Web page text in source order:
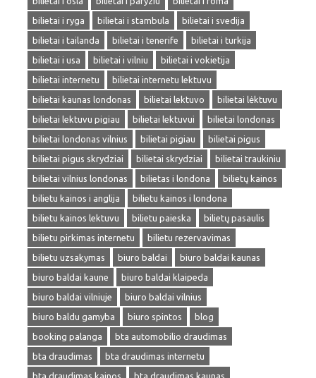
bilietai i ryga
bilietai i stambula
bilietai i svedija
bilietai i tailanda
bilietai i tenerife
bilietai i turkija
bilietai i usa
bilietai i vilniu
bilietai i vokietija
bilietai internetu
bilietai internetu lektuvu
bilietai kaunas londonas
bilietai lektuvo
bilietai lėktuvu
bilietai lektuvu pigiau
bilietai lektuvui
bilietai londonas
bilietai londonas vilnius
bilietai pigiau
bilietai pigus
bilietai pigus skrydziai
bilietai skrydziai
bilietai traukiniu
bilietai vilnius londonas
bilietas i londona
bilietų kainos
bilietu kainos i anglija
bilietu kainos i londona
bilietu kainos lektuvu
bilietu paieska
bilietų pasaulis
bilietu pirkimas internetu
bilietu rezervavimas
bilietu uzsakymas
biuro baldai
biuro baldai kaunas
biuro baldai kaune
biuro baldai klaipeda
biuro baldai vilniuje
biuro baldai vilnius
biuro baldu gamyba
biuro spintos
blog
booking palanga
bta automobilio draudimas
bta draudimas
bta draudimas internetu
bta draudimas kainos
bta draudimas kaunas